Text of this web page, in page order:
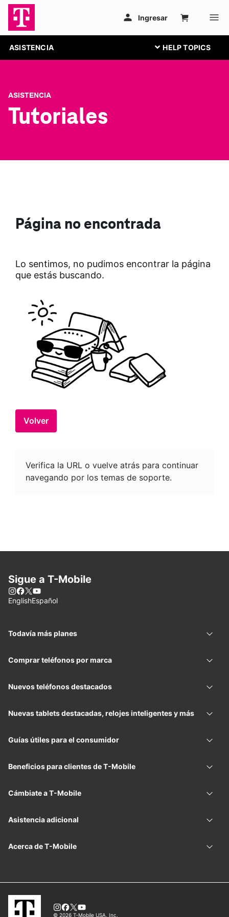
ASISTENCIA
ASISTENCIA
Tutoriales